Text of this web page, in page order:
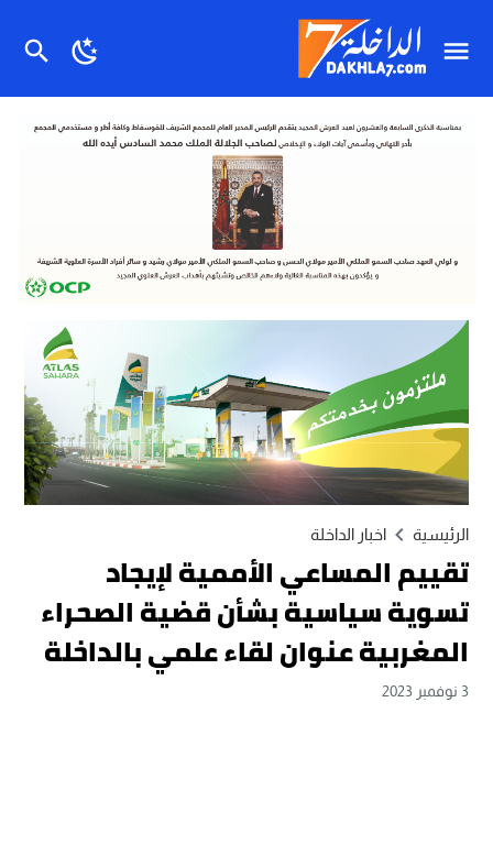
الرئيسية اخبار الداخلة
تقييم المساعي الأممية لإيجاد
تسوية سياسية بشأن قضية الصحراء
المغربية عنوان لقاء علمي بالداخلة
3 نوفمبر 2023